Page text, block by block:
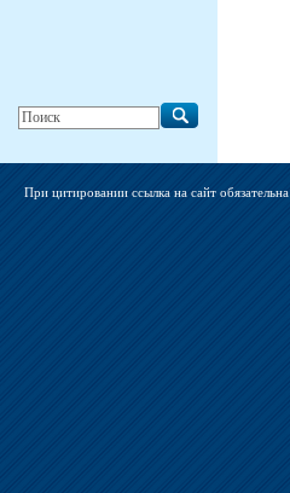
При цитировании ссылка на сайт обязательна